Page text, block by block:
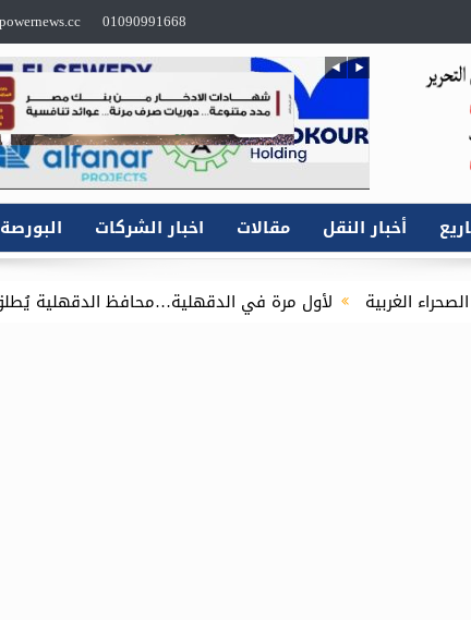
01090991668
أخبار النقل مقالات اخبار الشركات البورصة
لأول مرة في الدقهلية…محافظ الدقهلية يُطلق مبادرة توصيل أسطوانات البوتاجاز